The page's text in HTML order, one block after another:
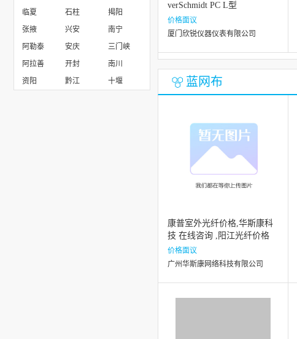
临夏
石柱
揭阳
张掖
兴安
南宁
阿勒泰
安庆
三门峡
阿拉善
开封
南川
资阳
黔江 十堰
verSchmidt PC L型
价格面议
厦门欣锐仪器仪表有限公司
蓝网布
康普室外光纤价格,华斯康科
技 在线咨询 ,阳江光纤价格
价格面议
广州华斯康网络科技有限公司